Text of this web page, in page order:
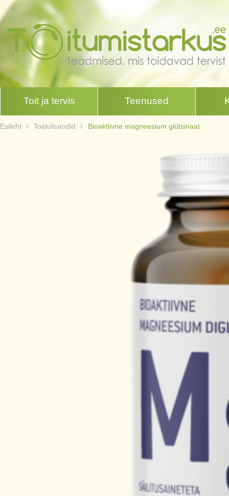
Toit ja tervis Teenused
Esileht Toidulisandid Bioaktiivne magneesium glütsinaat